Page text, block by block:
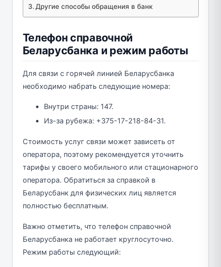
Другие способы обращения в банк
Телефон справочной
Беларусбанка и режим работы
Для связи с горячей линией Беларусбанка
необходимо набрать следующие номера:
Внутри страны: 147.
Из-за рубежа: +375-17-218-84-31.
Стоимость услуг связи может зависеть от
оператора, поэтому рекомендуется уточнить
тарифы у своего мобильного или стационарного
оператора. Обратиться за справкой в
Беларусбанк для физических лиц является
полностью бесплатным.
Важно отметить, что телефон справочной
Беларусбанка не работает круглосуточно.
Режим работы следующий: